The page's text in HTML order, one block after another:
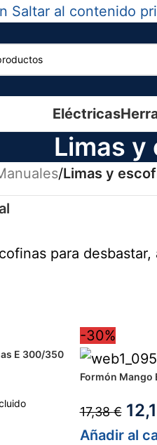
Saltar al contenido
Eléctricas
Limas y
/Limas y
para
E 300/350
-30%
Formón Mango
17,38€
Añadir al